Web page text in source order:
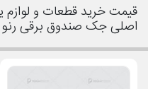
قیمت خرید قطعات و لوازم
اصلی جک صندوق برقی رنو